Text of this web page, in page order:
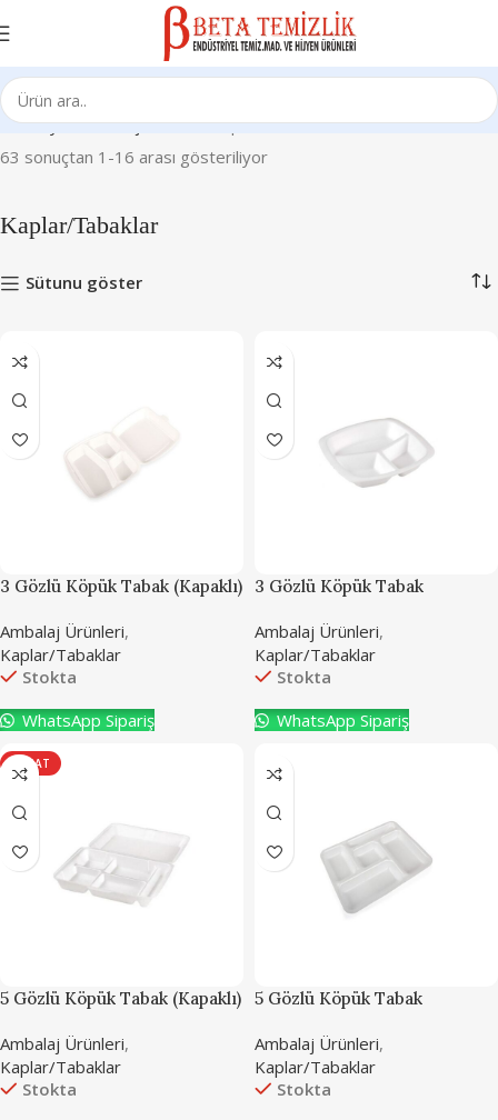
Ana Sayfa Ambalaj Ürünleri Kaplar/Tabaklar
63 sonuçtan 1-16 arası gösteriliyor
Kaplar/Tabaklar
Sütunu göster
3 Gözlü Köpük Tabak (Kapaklı)
Ambalaj Ürünleri,
Kaplar/Tabaklar
Stokta
WhatsApp Sipariş
3 Gözlü Köpük Tabak
Ambalaj Ürünleri,
Kaplar/Tabaklar
Stokta
WhatsApp Sipariş
FIRSAT
5 Gözlü Köpük Tabak (Kapaklı)
Ambalaj Ürünleri,
Kaplar/Tabaklar
Stokta
5 Gözlü Köpük Tabak
Ambalaj Ürünleri,
Kaplar/Tabaklar
Stokta